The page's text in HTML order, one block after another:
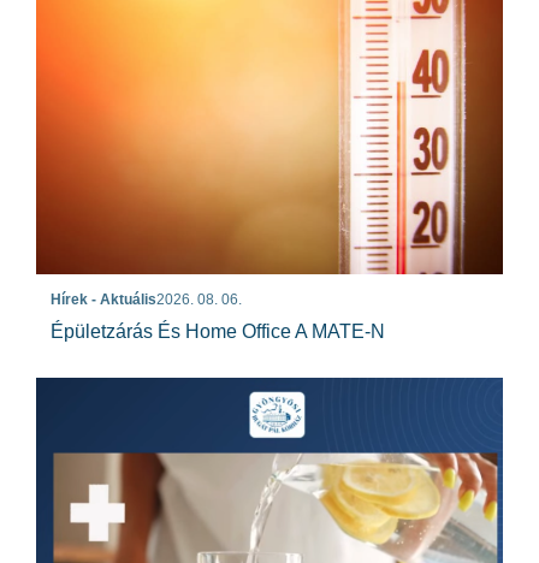
Hírek - Aktuális2026. 08. 06.
Épületzárás És Home Office A MATE-N